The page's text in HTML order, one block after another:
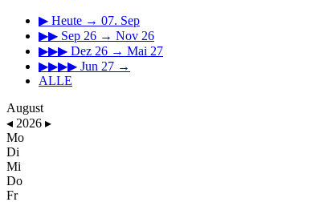
▶ Heute → 07. Sep
▶▶ Sep 26 → Nov 26
▶▶▶ Dez 26 → Mai 27
▶▶▶▶ Jun 27 →
ALLE
August
◂ 2026 ▸
Mo
Di
Mi
Do
Fr